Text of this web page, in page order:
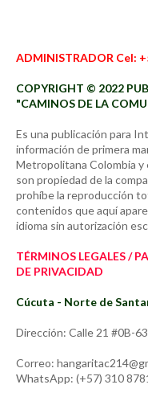
ADMINISTRADOR Cel:
COPYRIGHT © 2022
"CAMINOS DE LA
Es una publicación para
información de primera
Metropolitana Colombia y
son propiedad de la
prohíbe la reproducción
contenidos que aquí
idioma sin autorización
TÉRMINOS LEGALES /
DE PRIVACIDAD
Cúcuta - Norte de
Dirección: Calle 21 #0B-
Correo:
WhatsApp: (+57) 310